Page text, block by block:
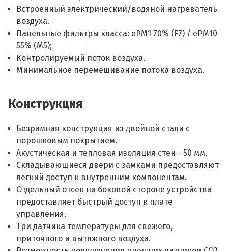
Встроенный электрический/водяной нагреватель
воздуха.
Панельные фильтры класса: ePM1 70% (F7) / ePM10
55% (M5);
Контролируемый поток воздуха.
Минимальное перемешивание потока воздуха.
Конструкция
Безрамная конструкция из двойной стали с
порошковым покрытием.
Акустическая и тепловая изоляция стен - 50 мм.
Складывающиеся двери с замками предоставляют
легкий доступ к внутренним компонентам.
Отдельный отсек на боковой стороне устройства
предоставляет быстрый доступ к плате
управления.
Три датчика температуры для свежего,
приточного и вытяжного воздуха.